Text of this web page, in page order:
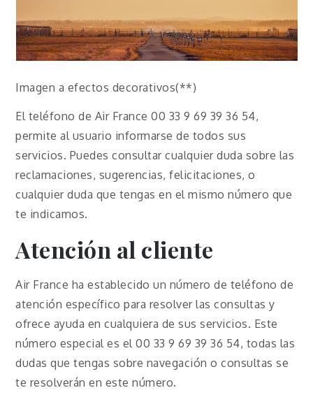
Imagen a efectos decorativos(**)
El teléfono de Air France 00 33 9 69 39 36 54,
permite al usuario informarse de todos sus
servicios. Puedes consultar cualquier duda sobre las
reclamaciones, sugerencias, felicitaciones, o
cualquier duda que tengas en el mismo número que
te indicamos.
Atención al cliente
Air France ha establecido un número de teléfono de
atención específico para resolver las consultas y
ofrece ayuda en cualquiera de sus servicios. Este
número especial es el 00 33 9 69 39 36 54, todas las
dudas que tengas sobre navegación o consultas se
te resolverán en este número.